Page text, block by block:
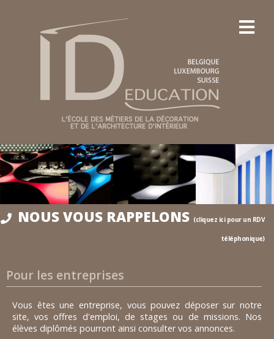
NOUS VOUS RAPPELONS (cliquez ici pour un RDV
téléphonique)
Pour les entreprises
Vous êtes une entreprise, vous pouvez déposer sur notre
site, vos offres d'emploi, de stages ou de missions. Nos
élèves diplômés pourront ainsi consulter vos annonces.